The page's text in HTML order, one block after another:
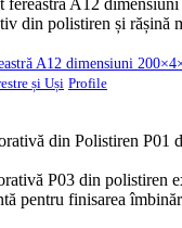
A12 dimensiuni
și Uși Profile